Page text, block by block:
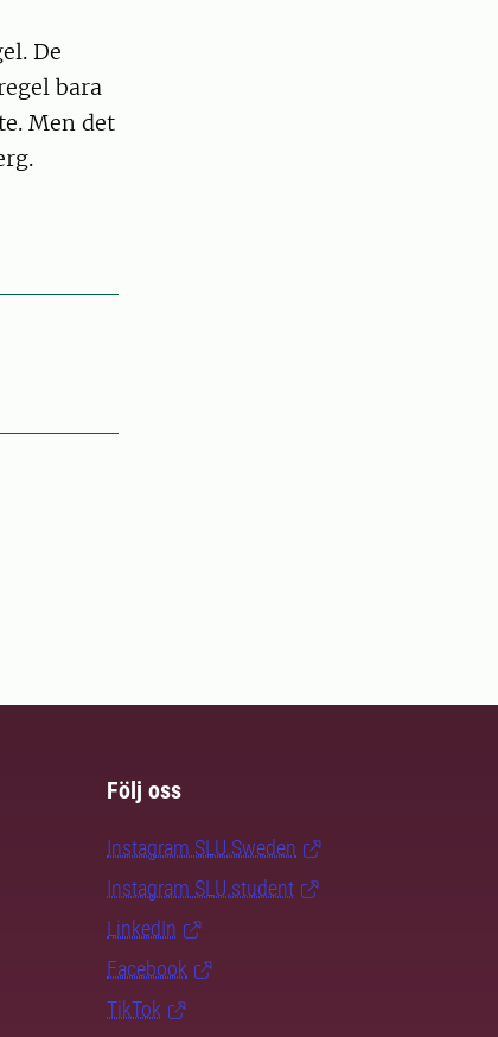
De
bara
Men det
Följ oss
Instagram SLU.Sweden
Instagram SLU.student
LinkedIn
Facebook
TikTok